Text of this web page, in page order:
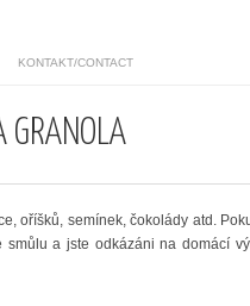
KONTAKT/CONTACT
GRANOLA
oříšků, semínek, čokolády atd.
a jste odkázáni na domácí